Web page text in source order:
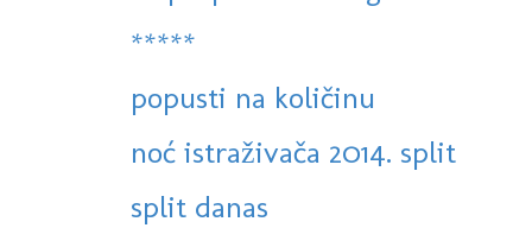
*****
popusti na količinu
noć istraživača 2014. split
split danas